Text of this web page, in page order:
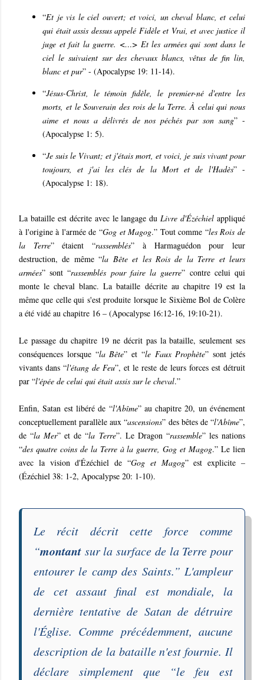
“Et je vis le ciel ouvert; et voici, un cheval blanc, et celui
qui était assis dessus appelé Fidèle et Vrai, et avec justice il
juge et fait la guerre. <…> Et les armées qui sont dans le
ciel le suivaient sur des chevaux blancs, vêtus de fin lin,
blanc et pur” - (Apocalypse 19: 11-14).
“Jésus-Christ, le témoin fidèle, le premier-né d'entre les
morts, et le Souverain des rois de la Terre. À celui qui nous
aime et nous a délivrés de nos péchés par son sang” -
(Apocalypse 1: 5).
“Je suis le Vivant; et j'étais mort, et voici, je suis vivant pour
toujours, et j'ai les clés de la Mort et de l'Hadès” -
(Apocalypse 1: 18).
La bataille est décrite avec le langage duLivre d'Ézéchiel appliqué
à l'origine à l'armée de “Gog et Magog.” Tout comme “les Rois de
la Terre” étaient “rassemblés” à Harmaguédon pour leur
destruction, de même “la Bête et les Rois de la Terre et leurs
armées” sont “rassemblés pour faire la guerre” contre celui qui
monte le cheval blanc. La bataille décrite au chapitre 19 est la
même que celle qui s'est produite lorsque le Sixième Bol de Colère
a été vidé au chapitre 16 – (Apocalypse 16:12-16, 19:10-21).
Le passage du chapitre 19 ne décrit pas la bataille, seulement ses
conséquences lorsque “la Bête” et “le Faux Prophète” sont jetés
vivants dans “l'étang de Feu”, et le reste de leurs forces est détruit
par “l'épée de celui qui était assis sur le cheval.”
Enfin, Satan est libéré de “l'Abîme” au chapitre 20, un événement
conceptuellement parallèle aux “ascensions” des bêtes de “l'Abîme”,
de “la Mer” et de “la Terre”. Le Dragon “rassemble” les nations
“des quatre coins de la Terre à la guerre, Gog et Magog.” Le lien
avec la vision d'Ézéchiel de “Gog et Magog” est explicite –
(Ézéchiel 38: 1-2, Apocalypse 20: 1-10).
Le récit décrit cette force comme
“montant sur la surface de la Terre pour
entourer le camp des Saints.” L'ampleur
de cet assaut final est mondiale, la
dernière tentative de Satan de détruire
l'Église. Comme précédemment, aucune
description de la bataille n'est fournie. Il
déclare simplement que “le feu est